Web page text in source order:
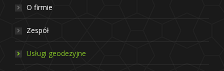
O firmie
Zespół
Usługi geodezyjne